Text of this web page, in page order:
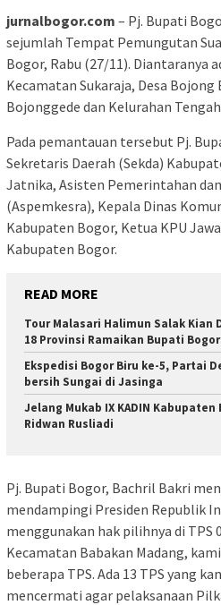
jurnalbogor.com – Pj. Bupati
sejumlah Tempat Pemungutan
Bogor, Rabu (27/11). Diantaranya
Kecamatan Sukaraja, Desa Bojong
Bojonggede dan Kelurahan
Pada pemantauan tersebut Pj.
Sekretaris Daerah (Sekda)
Jatnika, Asisten Pemerintahan
(Aspemkesra), Kepala Dinas
Kabupaten Bogor, Ketua KPU
Kabupaten Bogor.
READ MORE
Tour Malasari Halimun Salak Kian
18 Provinsi Ramaikan Bupati Bogor
Ekspedisi Bogor Biru ke-5, Partai
bersih Sungai di Jasinga
Jelang Mukab IX KADIN Kabupaten
Ridwan Rusliadi
Pj. Bupati Bogor, Bachril Bakri
mendampingi Presiden Republik
menggunakan hak pilihnya di TPS
Kecamatan Babakan Madang,
beberapa TPS. Ada 13 TPS yang
mencermati agar pelaksanaan